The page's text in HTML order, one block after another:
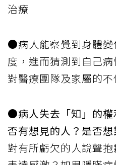
治療
●病人能察覺到身體變
度，進而猜測到自己
對醫療團隊及家屬的不
●病人失去「知」的
否有想見的人？是否
對有所虧欠的人說聲